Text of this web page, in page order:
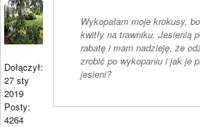
Dołączył:
27 sty
2019
Posty:
4264
Wykopałam moje krokusy,
kwitły na trawniku. Jesienią
rabatę i mam nadzieję, że
zrobić po wykopaniu i jak je
jesieni?